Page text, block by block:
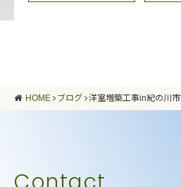
HOME ブログ 洋室増築工事in紀の川市